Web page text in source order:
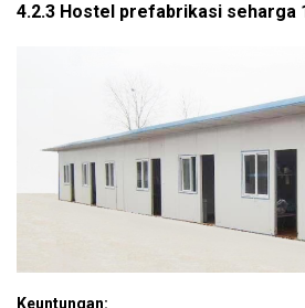
4.2.3 Hostel prefabrikasi seharga
Keuntungan: